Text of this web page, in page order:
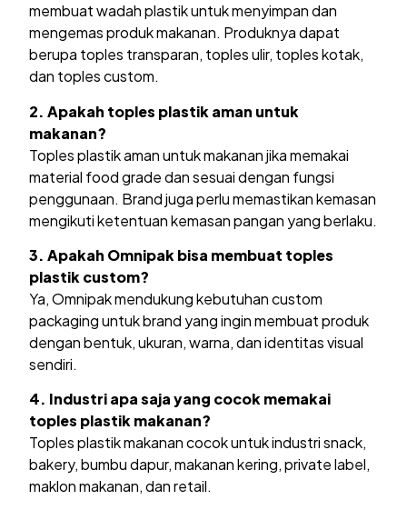
membuat wadah plastik untuk menyimpan dan
mengemas produk makanan. Produknya dapat
berupa toples transparan, toples ulir, toples kotak,
dan toples custom.
2. Apakah toples plastik aman untuk
makanan?
Toples plastik aman untuk makanan jika memakai
material food grade dan sesuai dengan fungsi
penggunaan. Brand juga perlu memastikan kemasan
mengikuti ketentuan kemasan pangan yang berlaku.
3. Apakah Omnipak bisa membuat toples
plastik custom?
Ya, Omnipak mendukung kebutuhan custom
packaging untuk brand yang ingin membuat produk
dengan bentuk, ukuran, warna, dan identitas visual
sendiri.
4. Industri apa saja yang cocok memakai
toples plastik makanan?
Toples plastik makanan cocok untuk industri snack,
bakery, bumbu dapur, makanan kering, private label,
maklon makanan, dan retail.